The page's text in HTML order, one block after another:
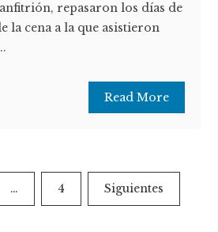
repasaron los días de
la cena a la que asistieron
Read More
… 4 Siguientes